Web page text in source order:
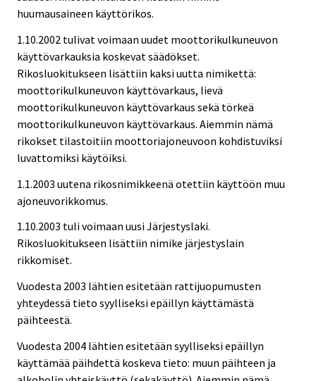
huumausaineen käyttörikos.
1.10.2002 tulivat voimaan uudet moottorikulkuneuvon
käyttövarkauksia koskevat säädökset.
Rikosluokitukseen lisättiin kaksi uutta nimikettä:
moottorikulkuneuvon käyttövarkaus, lievä
moottorikulkuneuvon käyttövarkaus sekä törkeä
moottorikulkuneuvon käyttövarkaus. Aiemmin nämä
rikokset tilastoitiin moottoriajoneuvoon kohdistuviksi
luvattomiksi käytöiksi.
1.1.2003 uutena rikosnimikkeenä otettiin käyttöön muu
ajoneuvorikkomus.
1.10.2003 tuli voimaan uusi Järjestyslaki.
Rikosluokitukseen lisättiin nimike järjestyslain
rikkomiset.
Vuodesta 2003 lähtien esitetään rattijuopumusten
yhteydessä tieto syylliseksi epäillyn käyttämästä
päihteestä.
Vuodesta 2004 lähtien esitetään syylliseksi epäillyn
käyttämää päihdettä koskeva tieto: muun päihteen ja